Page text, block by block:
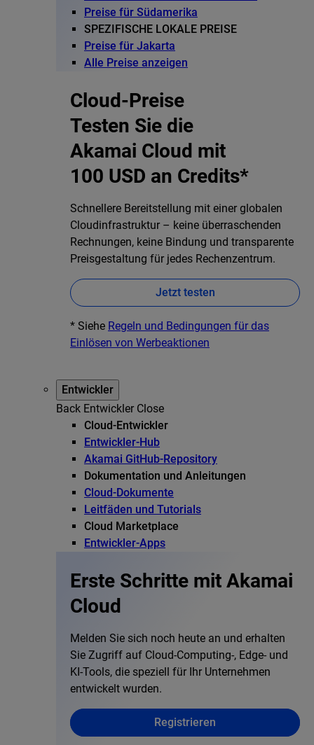
Preise für Südamerika
SPEZIFISCHE LOKALE PREISE
Preise für Jakarta
Alle Preise anzeigen
Cloud-Preise
Testen Sie die
Akamai Cloud mit
100 USD an Credits*
Schnellere Bereitstellung mit einer globalen
Cloudinfrastruktur – keine überraschenden
Rechnungen, keine Bindung und transparente
Preisgestaltung für jedes Rechenzentrum.
Jetzt testen
* Siehe Regeln und Bedingungen für das
Einlösen von Werbeaktionen
Entwickler
Back Entwickler Close
Cloud-Entwickler
Entwickler-Hub
Akamai GitHub-Repository
Dokumentation und Anleitungen
Cloud-Dokumente
Leitfäden und Tutorials
Cloud Marketplace
Entwickler-Apps
Erste Schritte mit Akamai
Cloud
Melden Sie sich noch heute an und erhalten
Sie Zugriff auf Cloud-Computing-, Edge- und
KI-Tools, die speziell für Ihr Unternehmen
entwickelt wurden.
Registrieren